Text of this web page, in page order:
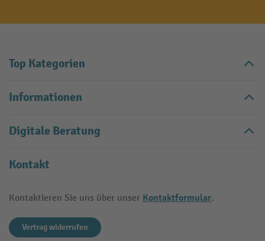
Top Kategorien
Informationen
Digitale Beratung
Kontakt
Kontaktieren Sie uns über unser Kontaktformular.
Vertrag widerrufen